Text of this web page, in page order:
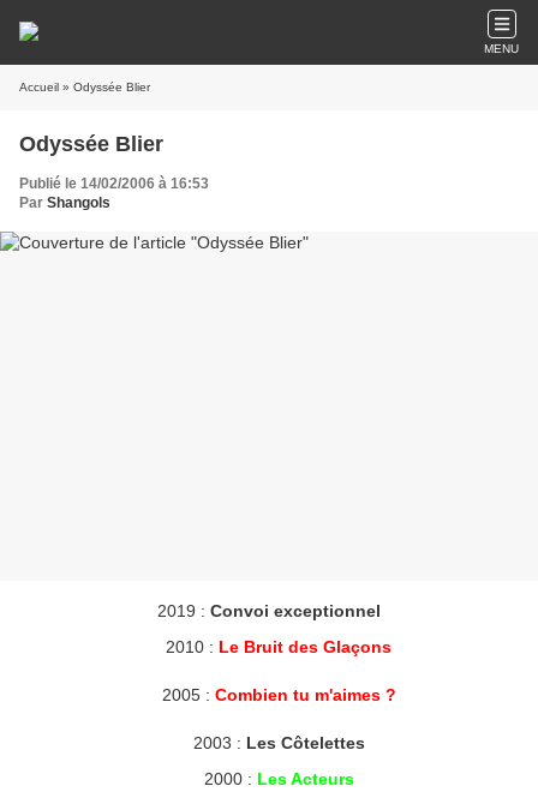
MENU
Accueil » Odyssée Blier
Odyssée Blier
Publié le 14/02/2006 à 16:53
Par Shangols
2019 : Convoi exceptionnel
2010 : Le Bruit des Glaçons
2005 : Combien tu m'aimes ?
2003 : Les Côtelettes
2000 : Les Acteurs